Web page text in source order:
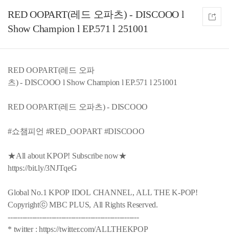
RED OOPART(레드 오파츠) - DISCOOO l
Show Champion l EP.571 l 251001
RED OOPART(레드 오파
츠) - DISCOOO l Show Champion l EP.571 l 251001
RED OOPART(레드 오파츠) - DISCOOO
#쇼챔피언 #RED_OOPART #DISCOOO
★All about KPOP! Subscribe now★
https://bit.ly/3NJTqeG
Global No.1 KPOP IDOL CHANNEL, ALL THE K-POP!
Copyrightⓒ MBC PLUS, All Rights Reserved.
------------------------------------------------------
* twitter : https://twitter.com/ALLTHEKPOP